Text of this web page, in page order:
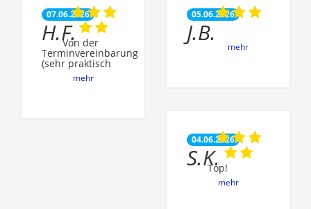
07.06.2026
H.F.Von der
Terminvereinbarung
(sehr praktisch
mehr
05.06.2026
J.B.
mehr
04.06.2026
S.K.Top!
mehr